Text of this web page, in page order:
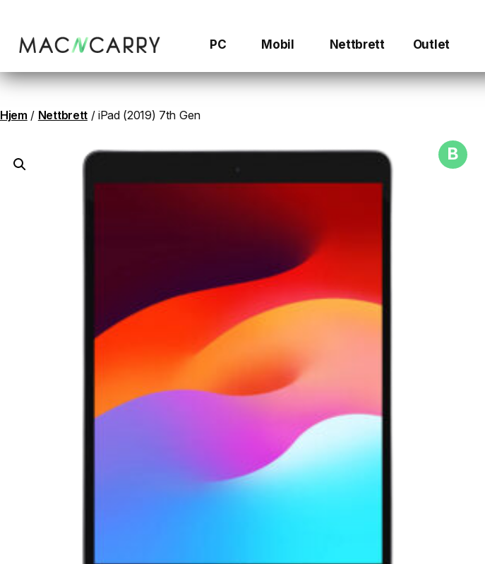
PC
Mobil Nettbrett Outlet
Hjem / Nettbrett/ iPad (2019) 7th Gen
B